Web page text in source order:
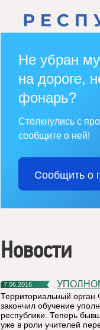
Не убран
на дороге,
фонарь?
Столкнулись с
сообщите о ней!
Сообщить о
Новости
7.06.2016
Территориальный орган
закончил обучение
республики. Теперь
уже в роли учителей